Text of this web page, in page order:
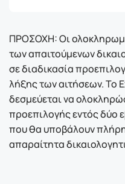
ΠΡΟΣΟΧΗ: Οι
των απαιτούμενων
σε διαδικασία
λήξης των αιτήσεων. Το
δεσμεύεται να
προεπιλογής εντός δύο
που θα υποβάλουν
απαραίτητα